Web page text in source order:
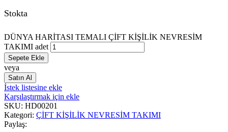
Stokta
DÜNYA HARİTASI TEMALI ÇİFT KİŞİLİK NEVRESİM
TAKIMI adet
Sepete Ekle
veya
Satın Al
İstek listesine ekle
Karşılaştırmak için ekle
SKU: HD00201
Kategori: ÇİFT KİŞİLİK NEVRESİM TAKIMI
Paylaş: